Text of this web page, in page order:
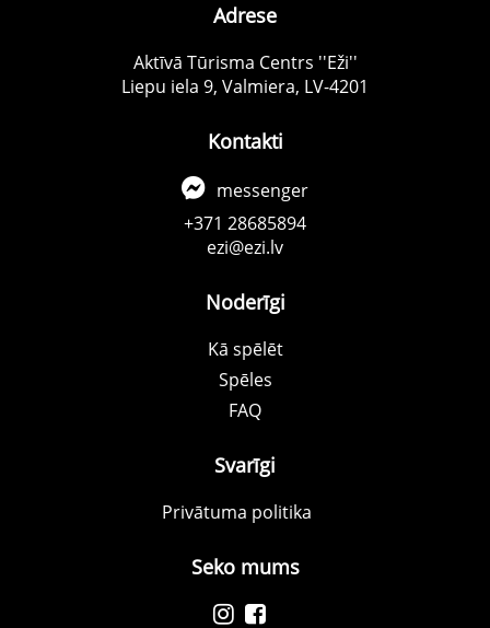
Adrese
Aktīvā Tūrisma Centrs ''Eži''
Liepu iela 9, Valmiera, LV-4201
Kontakti
messenger
+371 28685894
ezi@ezi.lv
Noderīgi
Kā spēlēt
Spēles
FAQ
Svarīgi
Privātuma politika
Seko mums